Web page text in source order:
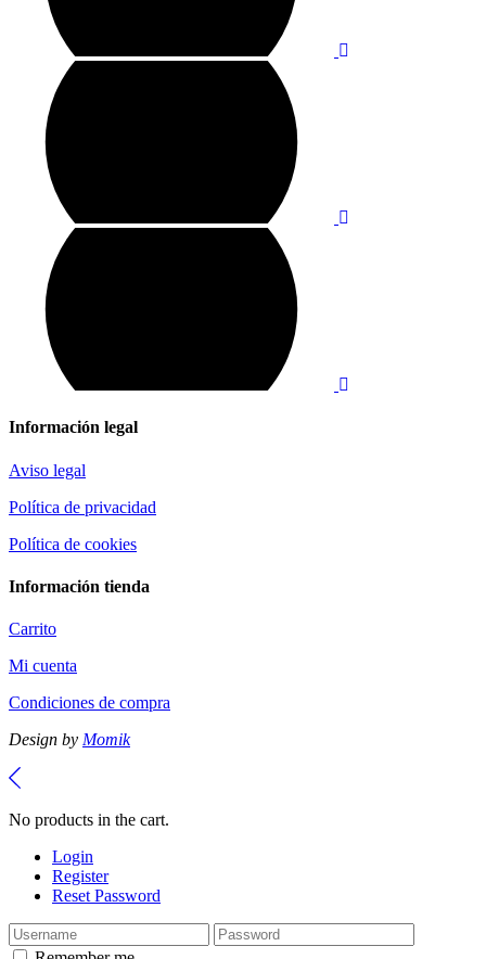
Información legal
Aviso legal
Política de privacidad
Política de cookies
Información tienda
Carrito
Mi cuenta
Condiciones de compra
Design by Momik
No products in the cart.
Login
Register
Reset Password